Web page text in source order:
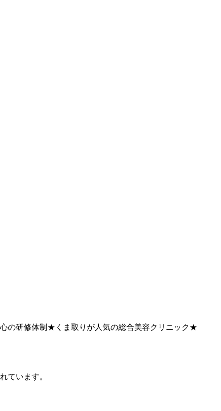
の研修体制★くま取りが人気の総合美容クリニック★
ています。